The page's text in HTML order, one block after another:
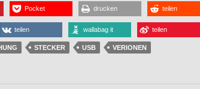
Pocket drucken teilen
teilen wallabag it teilen
STECKER USB VERIONEN